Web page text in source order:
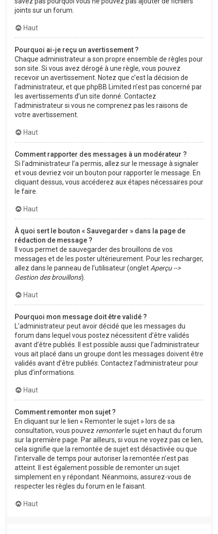
joints sur un forum.
Haut
Pourquoi ai-je reçu un avertissement ?
Chaque administrateur a son propre ensemble de règles pour
son site. Si vous avez dérogé à une règle, vous pouvez
recevoir un avertissement. Notez que c’est la décision de
l’administrateur, et que phpBB Limited n’est pas concerné par
les avertissements d’un site donné. Contactez
l’administrateur si vous ne comprenez pas les raisons de
votre avertissement.
Haut
Comment rapporter des messages à un modérateur ?
Si l’administrateur l’a permis, allez sur le message à signaler
et vous devriez voir un bouton pour rapporter le message. En
cliquant dessus, vous accéderez aux étapes nécessaires pour
le faire.
Haut
À quoi sert le bouton « Sauvegarder » dans la page de
rédaction de message ?
Il vous permet de sauvegarder des brouillons de vos
messages et de les poster ultérieurement. Pour les recharger,
allez dans le panneau de l’utilisateur (onglet Aperçu -->
Gestion des brouillons).
Haut
Pourquoi mon message doit être validé ?
L’administrateur peut avoir décidé que les messages du
forum dans lequel vous postez nécessitent d’être validés
avant d’être publiés. Il est possible aussi que l’administrateur
vous ait placé dans un groupe dont les messages doivent être
validés avant d’être publiés. Contactez l’administrateur pour
plus d’informations.
Haut
Comment remonter mon sujet ?
En cliquant sur le lien « Remonter le sujet » lors de sa
consultation, vous pouvez remonterle sujet en haut du forum
sur la première page. Par ailleurs, si vous ne voyez pas ce lien,
cela signifie que la remontée de sujet est désactivée ou que
l’intervalle de temps pour autoriser la remontée n’est pas
atteint. Il est également possible de remonter un sujet
simplement en y répondant. Néanmoins, assurez-vous de
respecter les règles du forum en le faisant.
Haut